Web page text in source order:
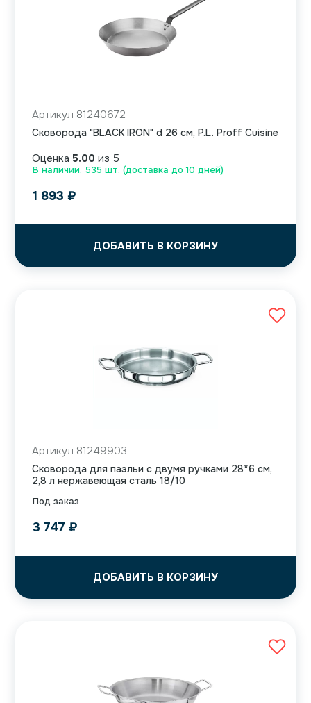
В наличии: 535 шт. (доставка до 10 дней)
Артикул 81240672
Сковорода "BLACK IRON" d 26 см, P.L. Proff Cuisine
Оценка 5.00 из 5
1 893 ₽
ДОБАВИТЬ В КОРЗИНУ
Под заказ
Артикул 81249903
Сковорода для паэльи с двумя ручками 28*6 см,
2,8 л нержавеющая сталь 18/10
3 747 ₽
ДОБАВИТЬ В КОРЗИНУ